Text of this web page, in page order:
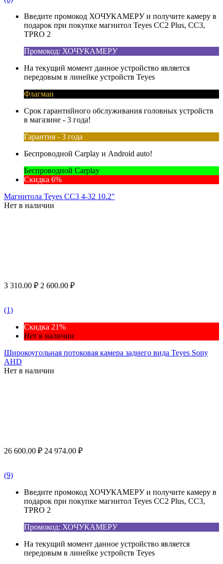
Введите промокод ХОЧУКАМЕРУ и получите камеру в
подарок при покупке магнитол Teyes CC2 Plus, CC3,
TPRO 2
Промокод: ХОЧУКАМЕРУ
На текущий момент данное устройство является
передовым в линейке устройств Teyes
Флагман
Срок гарантийного обслуживания головных устройств
в магазине - 3 года!
Гарантия - 3 года
Беспроводной Carplay и Android auto!
Беспроводной Carplay
Скидка 6%
Магнитола Teyes CC3 4-32 10.2"
Нет в наличии
3 310.00 ₽ 2 600.00 ₽
(1)
Скидка 21%
Нет в наличии
Широкоугольная потоковая камера заднего вида Teyes Sony
AHD
Нет в наличии
26 600.00 ₽ 24 974.00 ₽
(9)
Введите промокод ХОЧУКАМЕРУ и получите камеру в
подарок при покупке магнитол Teyes CC2 Plus, CC3,
TPRO 2
Промокод: ХОЧУКАМЕРУ
На текущий момент данное устройство является
передовым в линейке устройств Teyes